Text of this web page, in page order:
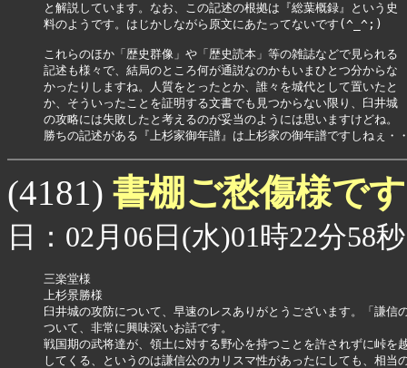
と解説しています。なお、この記述の根拠は『総葉概録』という史
料のようです。はじかしながら原文にあたってないです(^_^;)
これらのほか「歴史群像」や「歴史読本」等の雑誌などで見られる
記述も様々で、結局のところ何が通説なのかもいまひとつ分からな
かったりしますね。人質をとったとか、誰々を城代として置いたと
か、そういったことを証明する文書でも見つからない限り、臼井城
の攻略には失敗したと考えるのが妥当のようには思いますけどね。
(4181) 書棚ご愁傷様で
日：02月06日(水)01時22分58秒
三楽堂様
上杉景勝様
臼井城の攻防について、早速のレスありがとうございます。「謙信
ついて、非常に興味深いお話です。
戦国期の武将達が、領土に対する野心を持つことを許されずに峠を
してくる、というのは謙信公のカリスマ性があったにしても、相当